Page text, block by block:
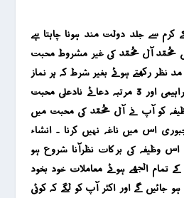
کے کرم سے جلد دولت مند ہونا چاہتا ہے
محمد آل محمد کی غیر مشروط محبت
رکھتے ہوئے بغیر شرط کہ ہر نماز
کے بعد ایک مرتبہ درود ابراہیمی اور 3 مرتبہ دعائے نادعلی محبت
کو آپ نے آل محمد کی محبت میں
اس میں ناغہ نہیں کرنا ۔ انشاء
وظیفہ کی برکات نظرآنا شروع ہو
تمام الجھے ہوئے معاملات خود بخود
جائیں گے اور اکثر آپ کو لگے کہ کوئی